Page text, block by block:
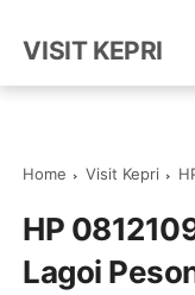
VISIT KEPRI
Home Visit Kepri
HP
Lagoi